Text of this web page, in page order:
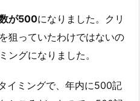
が500になりました。クリ
狙っていたわけではないの
ングになりました。
イミングで、年内に500記